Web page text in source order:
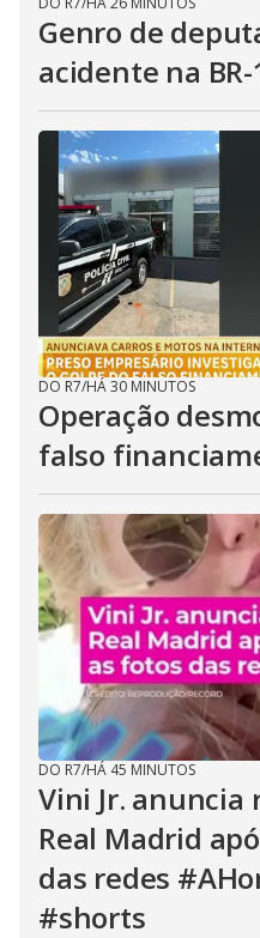
Genro de
acidente na BR-
DO R7/HÁ 30 MINUTOS
Operação
falso
DO R7/HÁ 45 MINUTOS
Vini Jr. anuncia
Real Madrid
das redes
#shorts